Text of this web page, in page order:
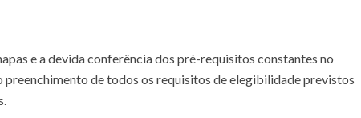
e a devida conferência dos pré-requisitos constantes no
de todos os requisitos de elegibilidade previstos